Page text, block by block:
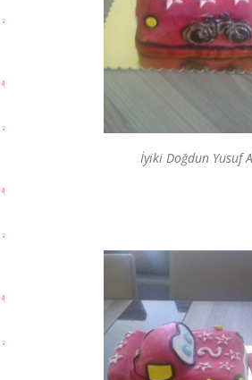
İyiki Doğdun Yusuf